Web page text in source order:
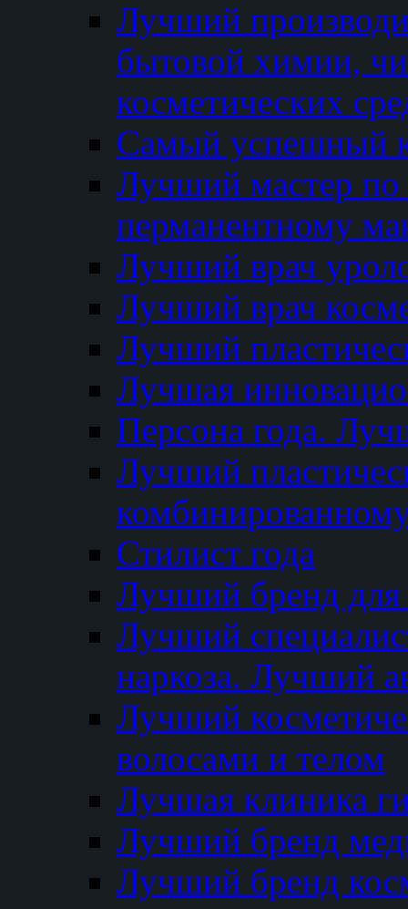
Лучший
бытовой химии,
косметических
Самый успешный
Лучший мастер по
перманентному
Лучший врач
Лучший врач
Лучший
Лучшая
Персона года.
Лучший
Стилист года
Лучший бренд
Лучший
наркоза. Лучший
Лучший
волосами и телом
Лучшая клиника
Лучший бренд
Лучший бренд